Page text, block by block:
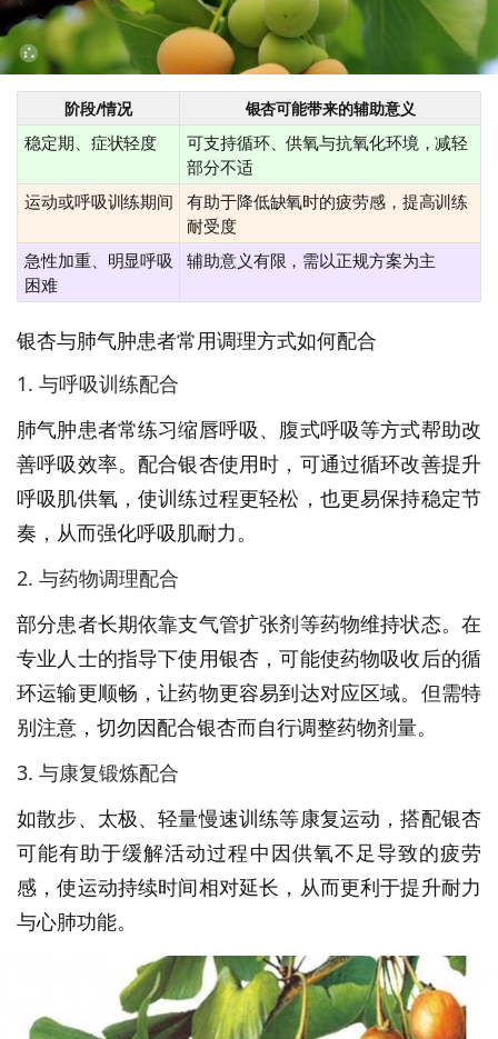
阶段/情况 银杏可能带来的辅助意义
稳定期、症状轻度
可支持循环、供氧与抗氧化环境，减轻
部分不适
运动或呼吸训练期间
有助于降低缺氧时的疲劳感，提高训练
耐受度
急性加重、明显呼吸
困难
辅助意义有限，需以正规方案为主
银杏与肺气肿患者常用调理方式如何配合
1. 与呼吸训练配合
肺气肿患者常练习缩唇呼吸、腹式呼吸等方式帮助改
善呼吸效率。配合银杏使用时，可通过循环改善提升
呼吸肌供氧，使训练过程更轻松，也更易保持稳定节
奏，从而强化呼吸肌耐力。
2. 与药物调理配合
部分患者长期依靠支气管扩张剂等药物维持状态。在
专业人士的指导下使用银杏，可能使药物吸收后的循
环运输更顺畅，让药物更容易到达对应区域。但需特
别注意，切勿因配合银杏而自行调整药物剂量。
3. 与康复锻炼配合
如散步、太极、轻量慢速训练等康复运动，搭配银杏
可能有助于缓解活动过程中因供氧不足导致的疲劳
感，使运动持续时间相对延长，从而更利于提升耐力
与心肺功能。